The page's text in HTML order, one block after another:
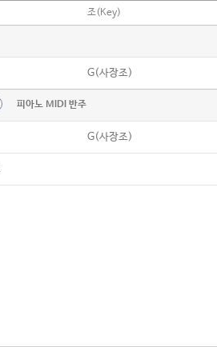
조(Key)
G(사장조)
피아노 MIDI 반주
G(사장조)